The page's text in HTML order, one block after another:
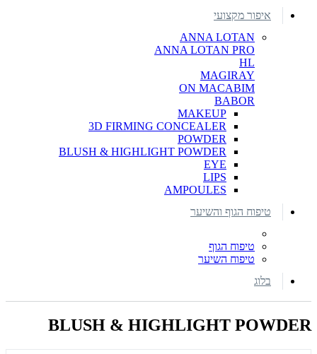
איפור מקצועי
ANNA LOTAN
ANNA LOTAN PRO
HL
MAGIRAY
ON MACABIM
BABOR
MAKEUP
3D FIRMING CONCEALER
POWDER
BLUSH & HIGHLIGHT POWDER
EYE
LIPS
AMPOULES
טיפוח הגוף והשיער
טיפוח הגוף
טיפוח השיער
בלוג
BLUSH & HIGHLIGHT POWDER